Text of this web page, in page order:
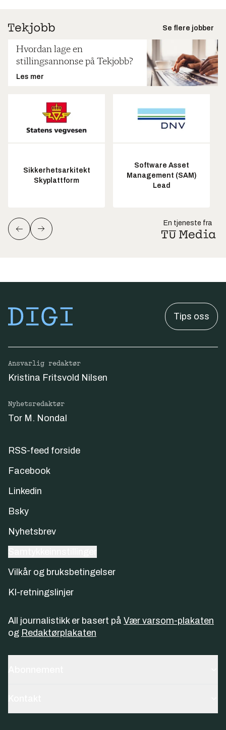
Se flere jobber
Hvordan lage en
stillingsannonse på Tekjobb?
Les mer
Sikkerhetsarkitekt
Skyplattform
Software Asset
Management (SAM)
Lead
En tjeneste fra
Tips oss
Ansvarlig redaktør
Kristina Fritsvold Nilsen
Nyhetsredaktør
Tor M. Nondal
RSS-feed forside
Facebook
Linkedin
Bsky
Nyhetsbrev
Vilkår og bruksbetingelser
KI-retningslinjer
All journalistikk er basert på Vær varsom-plakaten
og Redaktørplakaten